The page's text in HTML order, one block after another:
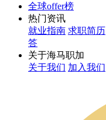
全球offer榜
热门资讯
就业指南 求职简历
答
关于海马职加
关于我们 加入我们